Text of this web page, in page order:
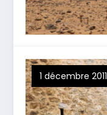
1 décembre 2011